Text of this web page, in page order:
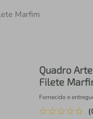
Marfim
Quadro
Filete
Fornecido e
☆☆☆☆☆